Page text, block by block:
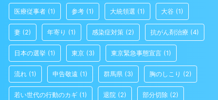
医療従事者 (1) 参考 (1) 大統領選 (1) 大谷 (1)
妻 (2) 年寄り (1) 感染症対策 (2) 抗がん剤治療 (4)
日本の選挙 (1) 東京 (3) 東京緊急事態宣言 (1)
流れ (1) 申告敬遠 (1) 群馬県 (3) 胸のしこり (2)
若い世代の行動のカギ (1) 退院 (2) 部分切除 (2)